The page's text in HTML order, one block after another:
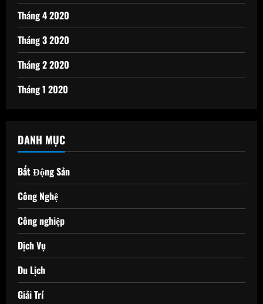
Tháng 4 2020
Tháng 3 2020
Tháng 2 2020
Tháng 1 2020
DANH MỤC
Bất Động Sản
Công Nghệ
Công nghiệp
Dịch Vụ
Du Lịch
Giải Trí